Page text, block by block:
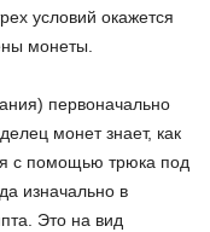
условий окажется
монеты.
первоначально
монет знает, как
с помощью трюка под
изначально в
Это на вид